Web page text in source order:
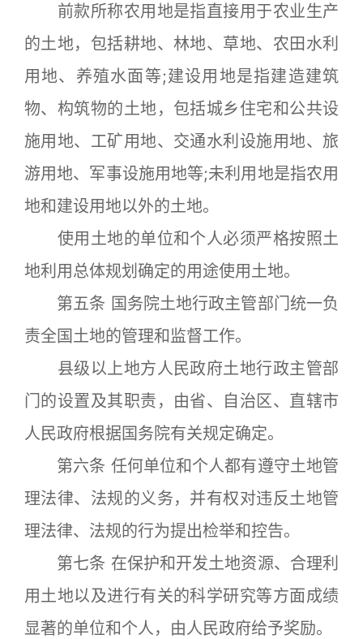
前款所称农用地是指直接用于农业生产
的土地，包括耕地、林地、草地、农田水利
用地、养殖水面等;建设用地是指建造建筑
物、构筑物的土地，包括城乡住宅和公共设
施用地、工矿用地、交通水利设施用地、旅
游用地、军事设施用地等;未利用地是指农用
地和建设用地以外的土地。
使用土地的单位和个人必须严格按照土
地利用总体规划确定的用途使用土地。
第五条 国务院土地行政主管部门统一负
责全国土地的管理和监督工作。
县级以上地方人民政府土地行政主管部
门的设置及其职责，由省、自治区、直辖市
人民政府根据国务院有关规定确定。
第六条 任何单位和个人都有遵守土地管
理法律、法规的义务，并有权对违反土地管
理法律、法规的行为提出检举和控告。
第七条 在保护和开发土地资源、合理利
用土地以及进行有关的科学研究等方面成绩
显著的单位和个人，由人民政府给予奖励。